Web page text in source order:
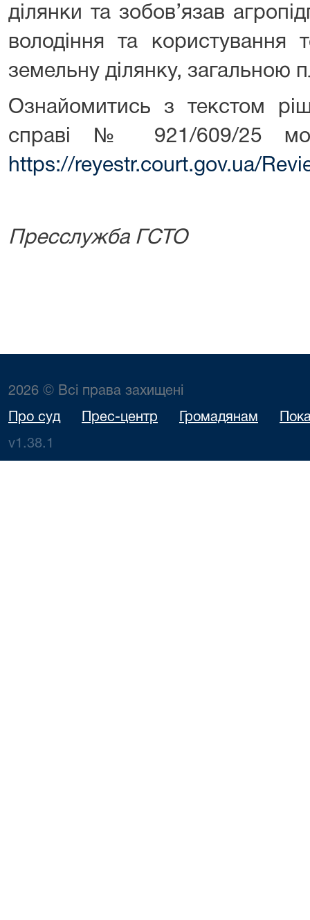
ділянки та зобов’язав
володіння та користування
земельну ділянку, загальною
Ознайомитись з текстом
справі № 921/609/25
https://reyestr.court.gov.ua/
Пресслужба ГСТО
2026 © Всі права захищені
Про суд Прес-центр Громадянам
v1.38.1